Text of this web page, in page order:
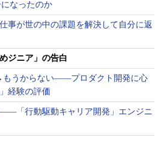
なったのか
事が世の中の課題を解決して自分に返
ジニア」の告白
もうからない――プロダクト開発に心
経験の評価
「行動駆動キャリア開発」エンジニ